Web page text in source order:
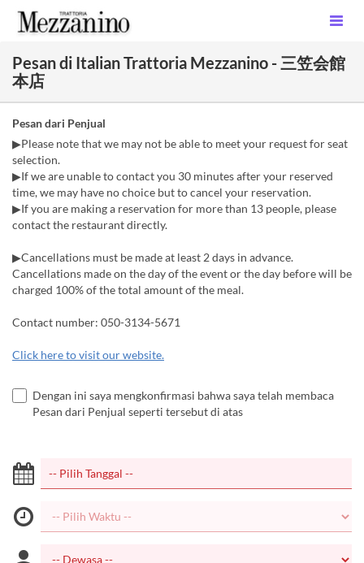
Pesan di Italian Trattoria Mezzanino - 三笠会館
本店
Pesan dari Penjual
▶Please note that we may not be able to meet your request for seat
selection.
▶If we are unable to contact you 30 minutes after your reserved
time, we may have no choice but to cancel your reservation.
▶If you are making a reservation for more than 13 people, please
contact the restaurant directly.
▶Cancellations must be made at least 2 days in advance.
Cancellations made on the day of the event or the day before will be
charged 100% of the total amount of the meal.
Contact number: 050-3134-5671
Click here to visit our website.
Dengan ini saya mengkonfirmasi bahwa saya telah membaca
Pesan dari Penjual seperti tersebut di atas